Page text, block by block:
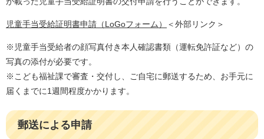
児童手当受給証明書申請（LoGoフォーム） ＜外部リンク＞
​※児童手当受給者の顔写真付き本人確認書類（運転免許証など）の
写真の添付が必要です。
​※こども福祉課で審査・交付し、ご自宅に郵送するため、お手元に
届くまでに1週間程度かかります。
郵送による申請